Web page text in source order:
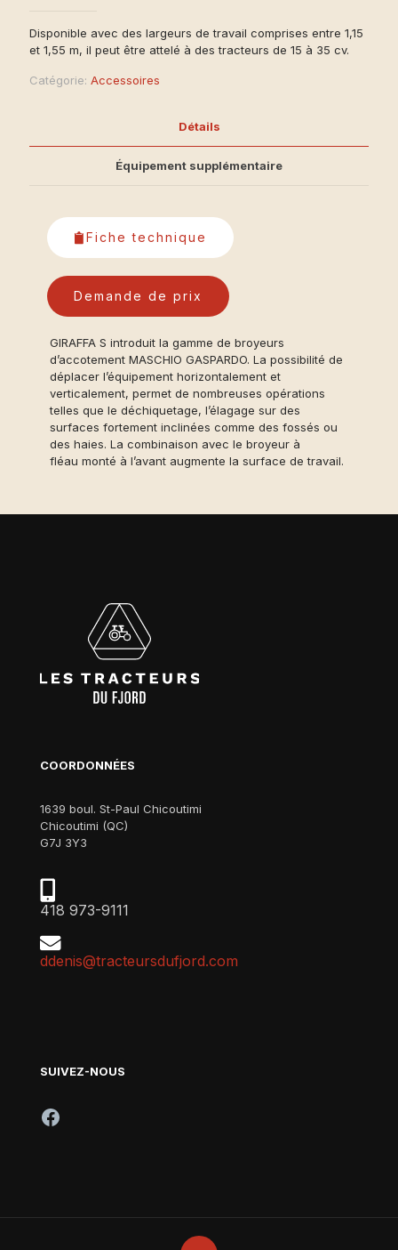
Disponible avec des largeurs de travail comprises entre 1,15
et 1,55 m, il peut être attelé à des tracteurs de 15 à 35 cv.
Catégorie: Accessoires
Détails
Équipement supplémentaire
Fiche technique
Demande de prix
GIRAFFA S introduit la gamme de broyeurs
d’accotement MASCHIO GASPARDO. La possibilité de
déplacer l’équipement horizontalement et
verticalement, permet de nombreuses opérations
telles que le déchiquetage, l’élagage sur des
surfaces fortement inclinées comme des fossés ou
des haies. La combinaison avec le broyeur à
fléau monté à l’avant augmente la surface de travail.
COORDONNÉES
1639 boul. St-Paul Chicoutimi
Chicoutimi (QC)
G7J 3Y3
418 973-9111
ddenis@tracteursdufjord.com
SUIVEZ-NOUS
Facebook